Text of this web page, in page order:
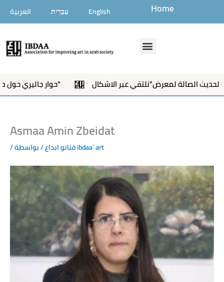
المحتوى
العربية עִבְרִית English Home
Menu
حوار جاليري حول معرض "نلتقي عبر الاشكال"
Asmaa Amin Zbeidat
/ فنانو ابداعibdaa` art